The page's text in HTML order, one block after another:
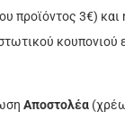
προϊόντος 3€)
κουπονιού
Αποστολέα